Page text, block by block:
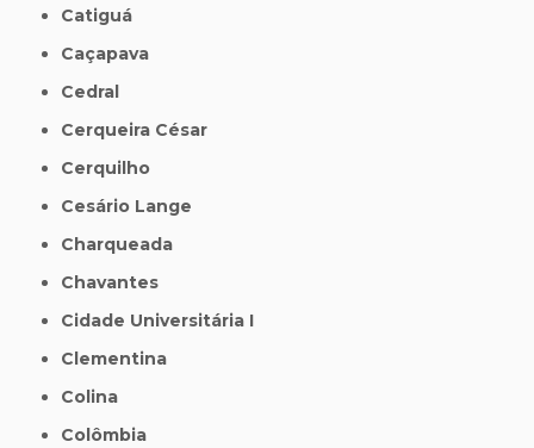
Catiguá
Caçapava
Cedral
Cerqueira César
Cerquilho
Cesário Lange
Charqueada
Chavantes
Cidade Universitária I
Clementina
Colina
Colômbia